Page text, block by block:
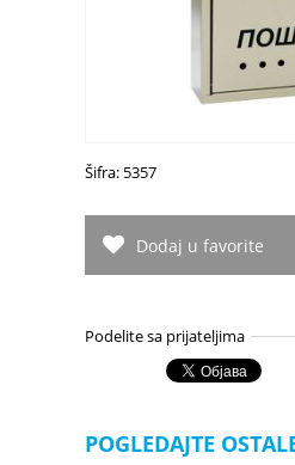
Šifra: 5357
Dodaj u favorite
Podelite sa prijateljima
POGLEDAJTE